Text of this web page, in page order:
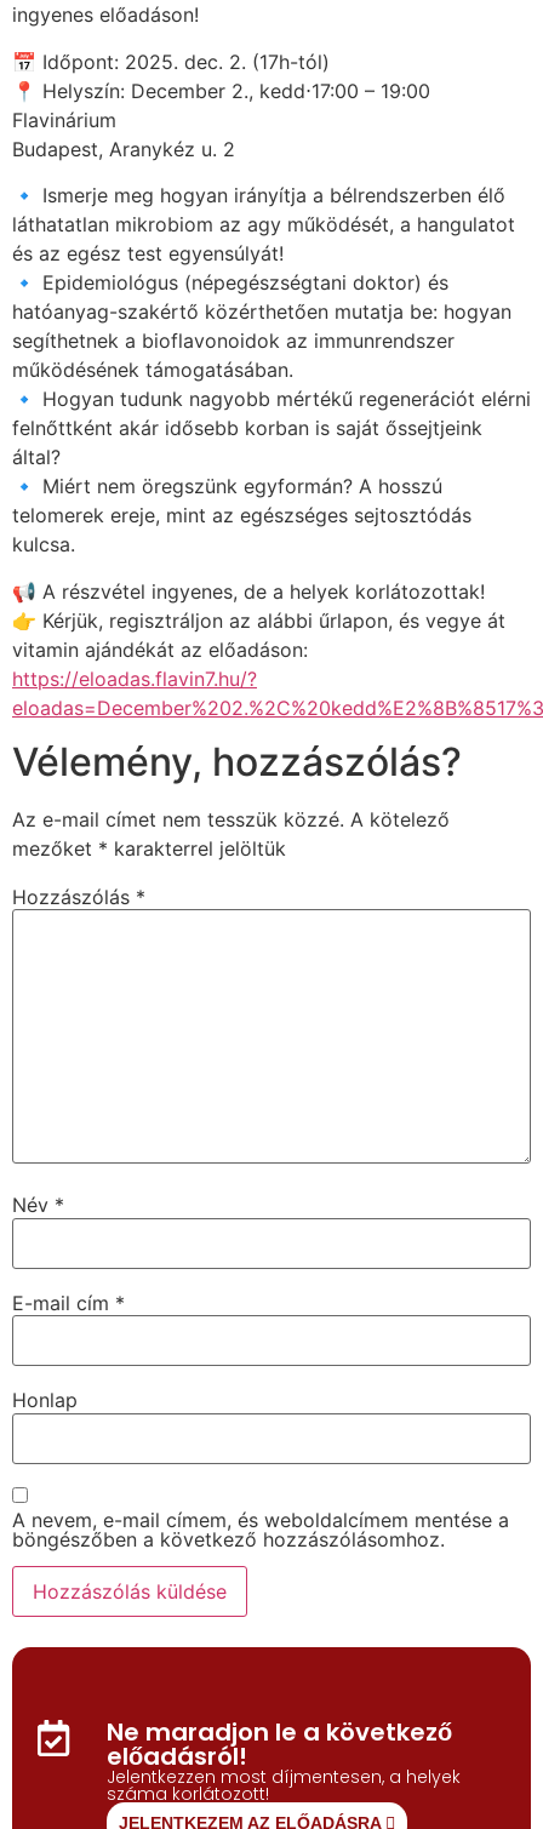
ingyenes előadáson!
📅 Időpont: 2025. dec. 2. (17h-tól)
📍 Helyszín: December 2., kedd⋅17:00 – 19:00
Flavinárium
Budapest, Aranykéz u. 2
🔹 Ismerje meg hogyan irányítja a bélrendszerben élő
láthatatlan mikrobiom az agy működését, a hangulatot
és az egész test egyensúlyát!
🔹 Epidemiológus (népegészségtani doktor) és
hatóanyag-szakértő közérthetően mutatja be: hogyan
segíthetnek a bioflavonoidok az immunrendszer
működésének támogatásában.
🔹 Hogyan tudunk nagyobb mértékű regenerációt elérni
felnőttként akár idősebb korban is saját őssejtjeink
által?
🔹 Miért nem öregszünk egyformán? A hosszú
telomerek ereje, mint az egészséges sejtosztódás
kulcsa.
📢 A részvétel ingyenes, de a helyek korlátozottak!
👉 Kérjük, regisztráljon az alábbi űrlapon, és vegye át
vitamin ajándékát az előadáson:
https://eloadas.flavin7.hu/?
Vélemény, hozzászólás?
Az e-mail címet nem tesszük közzé. A kötelező
mezőket * karakterrel jelöltük
Hozzászólás *
Név *
E-mail cím *
Honlap
A nevem, e-mail címem, és weboldalcímem mentése a
böngészőben a következő hozzászólásomhoz.
Ne maradjon le a következő
előadásról!
Jelentkezzen most díjmentesen, a helyek
száma korlátozott!
JELENTKEZEM AZ ELŐADÁSRA